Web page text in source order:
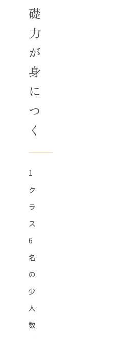
礎
力
が
身
に
つ
く
1
ク
ラ
ス
6
名
の
少
人
数